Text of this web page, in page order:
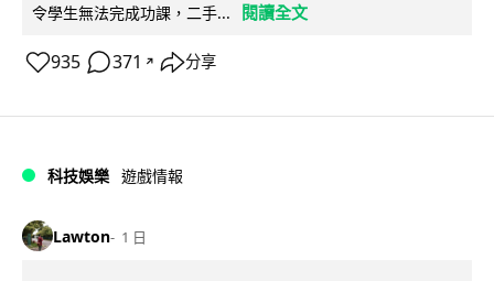
令學生無法完成功課，二手...
閱讀全文
935 371 ↗ 分享
科技娛樂 遊戲情報
Lawton 1 日